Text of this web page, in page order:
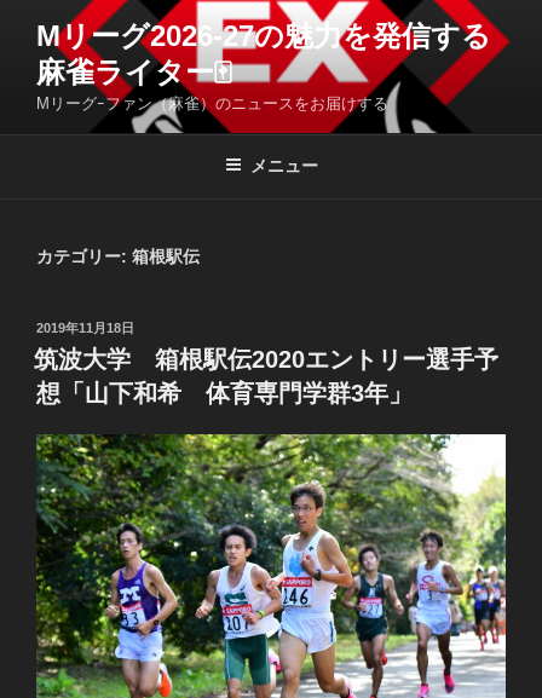
Mリーグ2026-27の魅力を発信する
麻雀ライター🀄️
Mリーグｰファン（麻雀）のニュースをお届けする
メニュー
カテゴリー: 箱根駅伝
投
稿
日:
2019年11月18日
筑波大学 箱根駅伝2020エントリー選手予
想「山下和希 体育専門学群3年」